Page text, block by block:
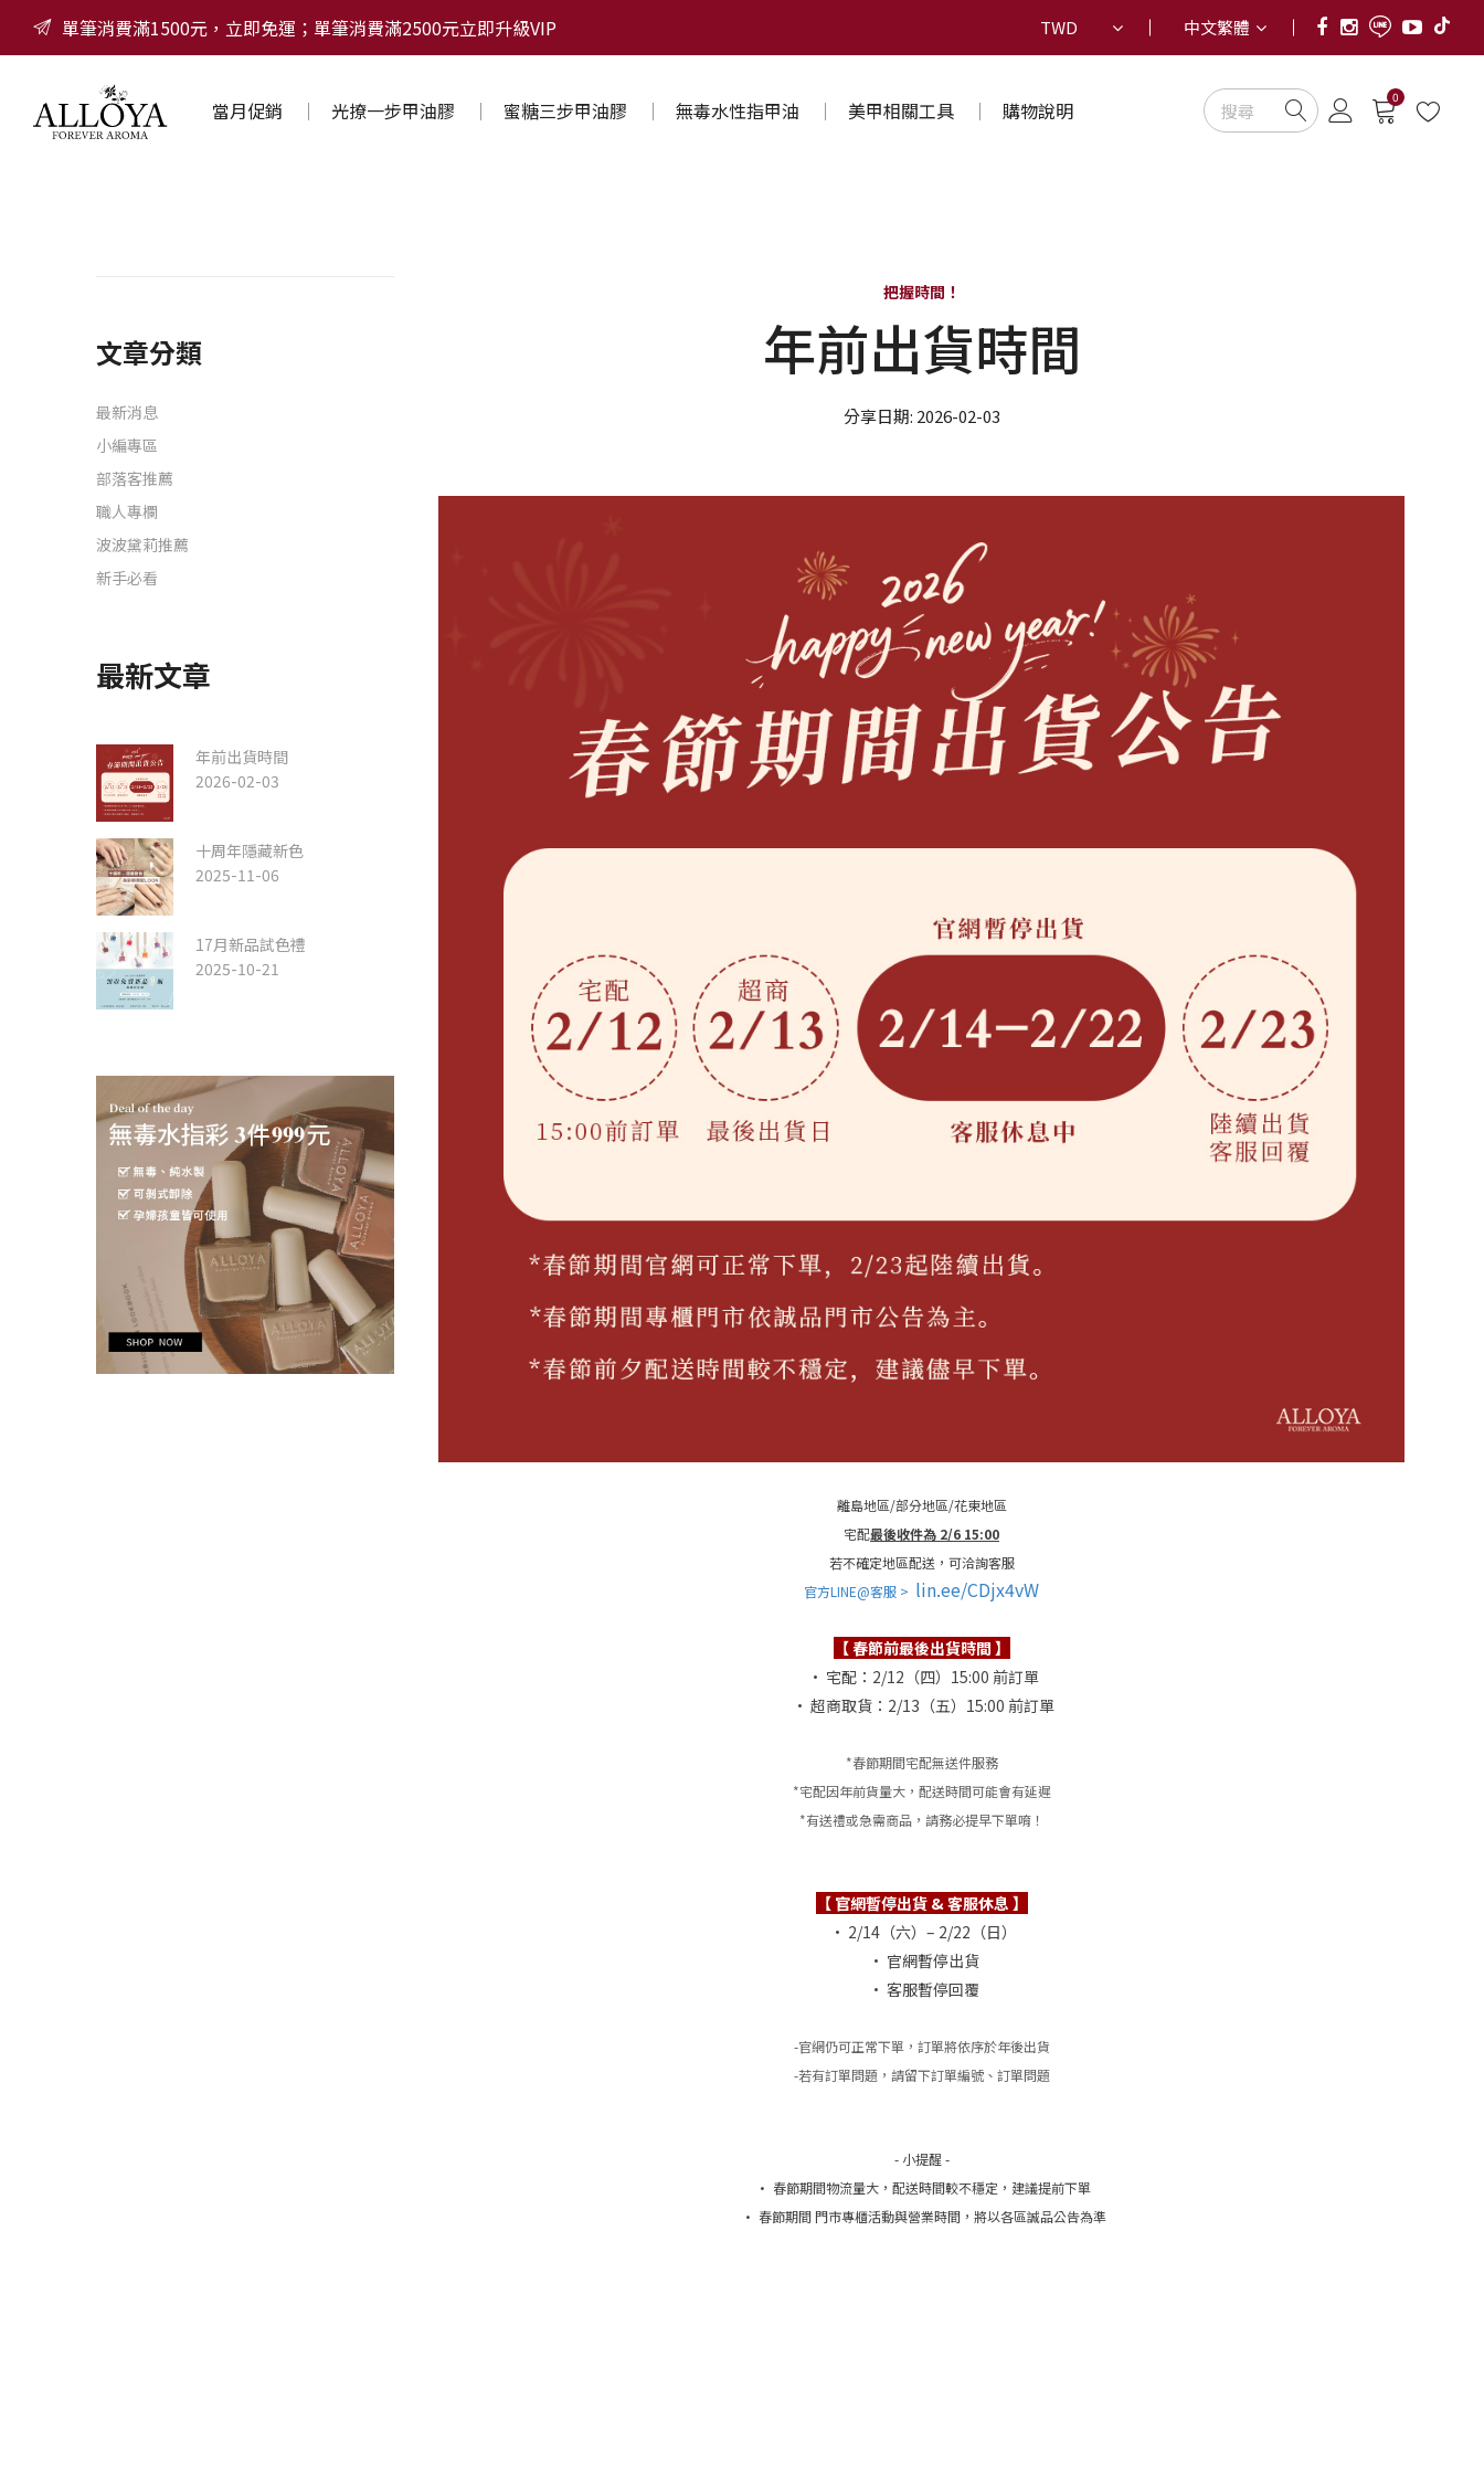
單筆消費滿1500元，立即免運；單筆消費滿2500元立即升級VIP TWD 中文繁體
當月促銷 光撩一步甲油膠 蜜糖三步甲油膠 無毒水性指甲油 美甲相關工具 購物說明
0
文章分類
最新消息
小編專區
部落客推薦
職人專欄
波波黛莉推薦
新手必看
最新文章
年前出貨時間
2026-02-03
十周年隱藏新色
2025-11-06
17月新品試色禮
2025-10-21
把握時間！
年前出貨時間
分享日期: 2026-02-03
離島地區/部分地區/花東地區
宅配最後收件為 2/6 15:00
若不確定地區配送，可洽詢客服
官方LINE@客服 > lin.ee/CDjx4vW
【 春節前最後出貨時間 】
• 宅配：2/12（四）15:00 前訂單
• 超商取貨：2/13（五）15:00 前訂單
*春節期間宅配無送件服務
*宅配因年前貨量大，配送時間可能會有延遲
*有送禮或急需商品，請務必提早下單唷！
【 官網暫停出貨 & 客服休息 】
• 2/14（六）– 2/22（日）
• 官網暫停出貨
• 客服暫停回覆
-官網仍可正常下單，訂單將依序於年後出貨
-若有訂單問題，請留下訂單編號、訂單問題
- 小提醒 -
• 春節期間物流量大，配送時間較不穩定，建議提前下單
• 春節期間 門市專櫃活動與營業時間，將以各區誠品公告為準